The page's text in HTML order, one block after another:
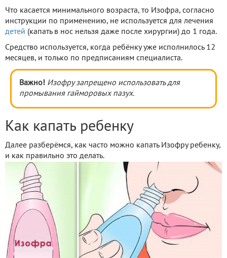
Что касается минимального возраста, то Изофра, согласно
инструкции по применению, не используется для лечения
детей (капать в нос нельзя даже после хирургии) до 1 года.
Средство используется, когда ребёнку уже исполнилось 12
месяцев, и только по предписаниям специалиста.
Важно! Изофру запрещено использовать для
промывания гайморовых пазух.
Как капать ребенку
Далее разберёмся, как часто можно капать Изофру ребенку,
и как правильно это делать.